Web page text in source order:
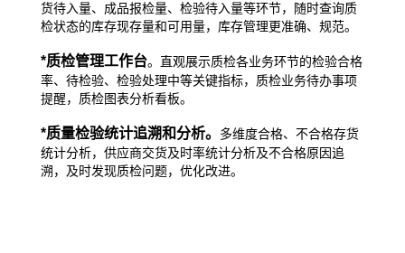
货待入量、成品报检量、检验待入量等环节，随时查询质
检状态的库存现存量和可用量，库存管理更准确、规范。
*质检管理工作台。直观展示质检各业务环节的检验合格
率、待检验、 检验处理中等关键指标，质检业务待办事项
提醒，质检图表分析看板。
*质量检验统计追溯和分析。 多维度合格、不合格存货
统计分析，供应商交货及时率统计分析及不合格原因追
溯，及时发现质检问题， 优化改进。